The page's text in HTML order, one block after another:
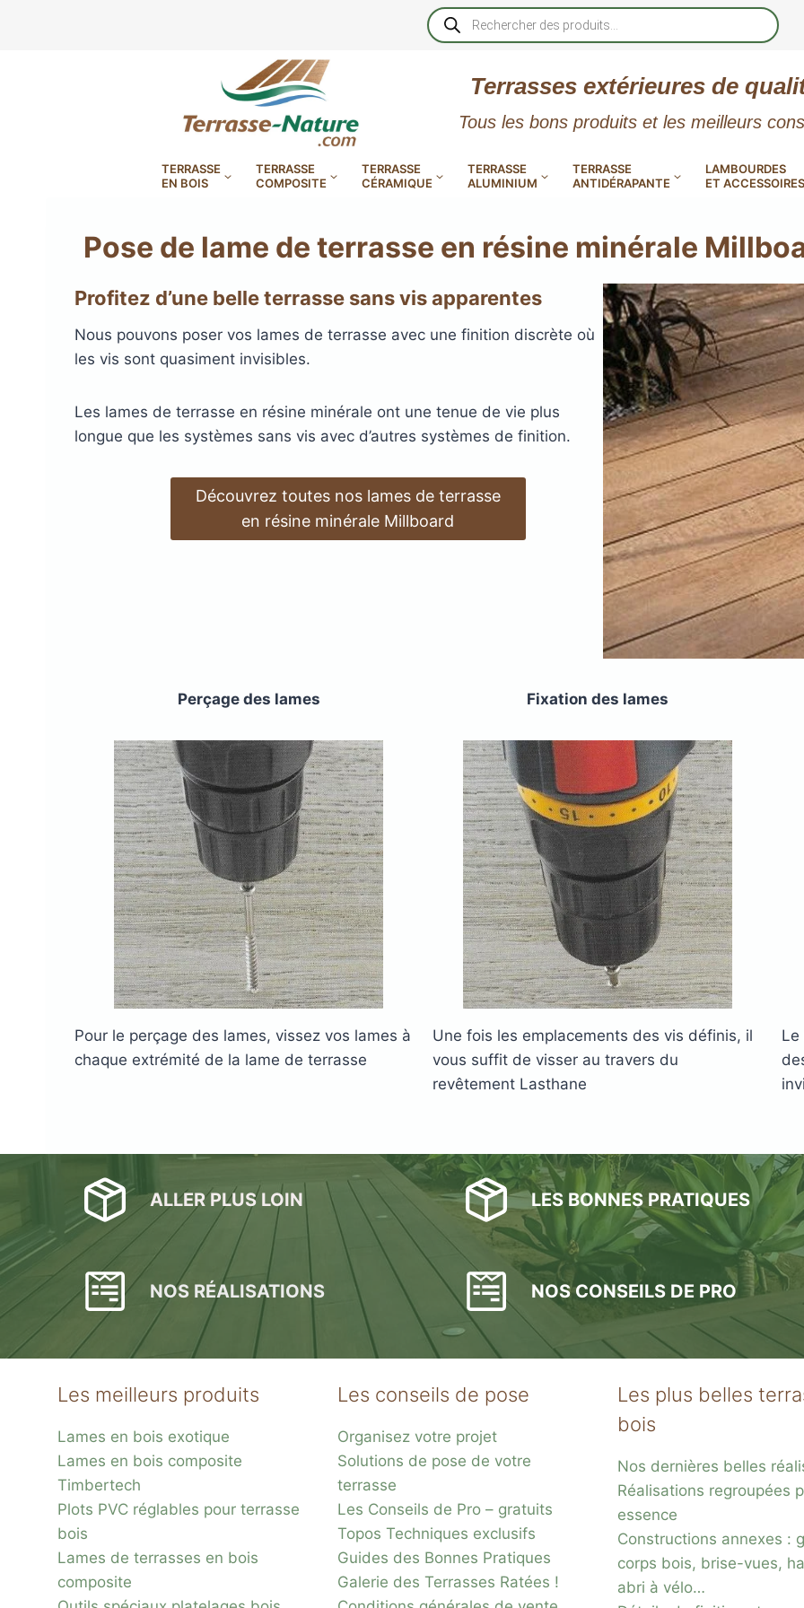
Recherche
de
produits
Terrasses extérieures de
Tous les bons produits et les meilleurs
TERRASSE
EN BOIS
LAMES DE TERRASSE
TERRASSE
COMPOSITE
LAMES DE TERRASSE EN
TERRASSE
CÉRAMIQUE
LAMES DE TERRASSE
TERRASSE
ALUMINIUM
DryDeck : Lames de terrasse
XtremDeck :
MetaDeck : Le profilé
étanche pour terrasse
Plots réglables
incombustibles en acier
TERRASSE
ANTIDÉRAPANTE
BANDES ANTIDÉRAPANTES
LAMBOURDES
ET ACCESSOIRES
BANDES BITUMES
CALES RÉGLABLES
POUR TERRASSE
LAMBOURDES
EN ALUMINIUM
ÉCLAIRAGE
SPOTS LED
ANTIDÉRAPANT
TERRASSE
LAMES DE BARDAGE
LAMES DE BARDAGE
XTRACLAD « CLIN »
LAMES DE BARDAGE
EN KEBONY
Pose de lame de terrasse en résine minérale
Profitez d’une belle terrasse sans vis apparentes
Nous pouvons poser vos lames de terrasse avec une finition discrète où
les vis sont quasiment invisibles.
Les lames de terrasse en résine minérale ont une tenue de vie plus
longue que les systèmes sans vis avec d’autres systèmes de finition.
Découvrez toutes nos lames de terrasse
en résine minérale Millboard
Perçage des lames
Pour le perçage des lames, vissez vos lames à
chaque extrémité de la lame de terrasse
Fixation des lames
Une fois les emplacements des vis définis, il
vous suffit de visser au travers du
revêtement Lasthane
Le
ALLER PLUS LOIN
NOS RÉALISATIONS
LES BONNES PRATIQUES
NOS CONSEILS DE PRO
Les meilleurs produits
Lames en bois exotique
Lames en bois composite
Timbertech
Plots PVC réglables pour terrasse
bois
Lames de terrasses en bois
composite
Les conseils de pose
Organisez votre projet
Solutions de pose de votre
terrasse
Les Conseils de Pro – gratuits
Topos Techniques exclusifs
Guides des Bonnes Pratiques
Galerie des Terrasses Ratées !
Les plus belles
bois
Nos dernières belles
Réalisations regroupées
essence
Constructions annexes :
corps bois, brise-vues,
abri à vélo…